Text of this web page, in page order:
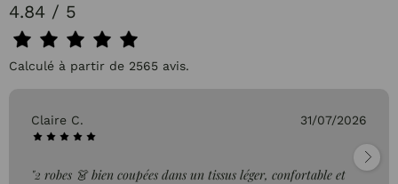
4.84 / 5
Calculé à partir de 2565 avis.
Claire C. 31/07/2026
"2 robes 👗 bien coupées dans un tissus léger, confortable et